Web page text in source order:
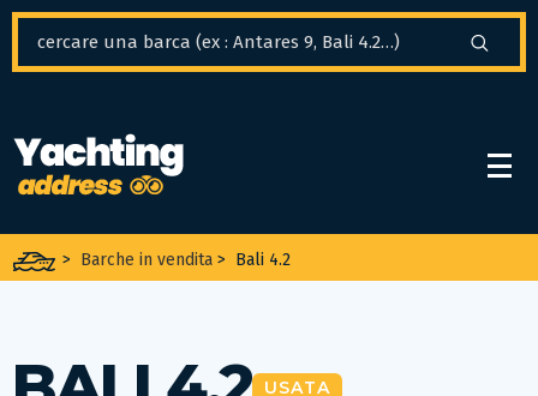
> Barche in vendita > Bali 4.2
USATA
Pannello di gestione dei cookies